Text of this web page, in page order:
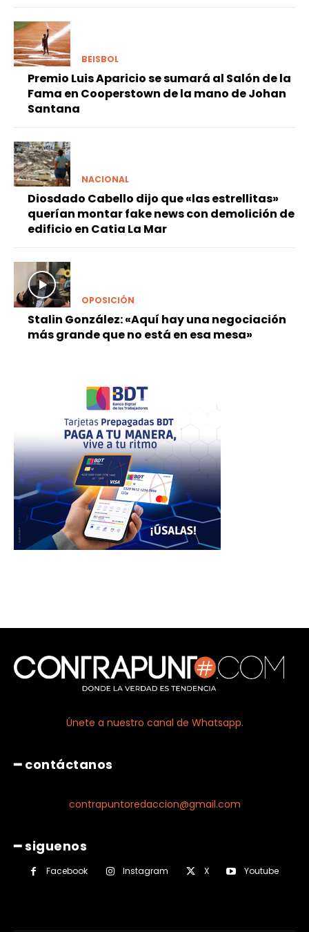
BEISBOL
Premio Luis Aparicio se sumará al Salón de la
Fama en Cooperstown de la mano de Johan
Santana
NACIONAL
Diosdado Cabello dijo que «las estrellitas»
querían montar fake news con demolición de
edificio en Catia La Mar
OPOSICIÓN
Stalin González: «Aquí hay una negociación
más grande que no está en esa mesa»
Únete a nuestro canal de Whatsapp.
━ contáctanos
contrapuntoredaccion@gmail.com
━ siguenos
Facebook Instagram X Youtube